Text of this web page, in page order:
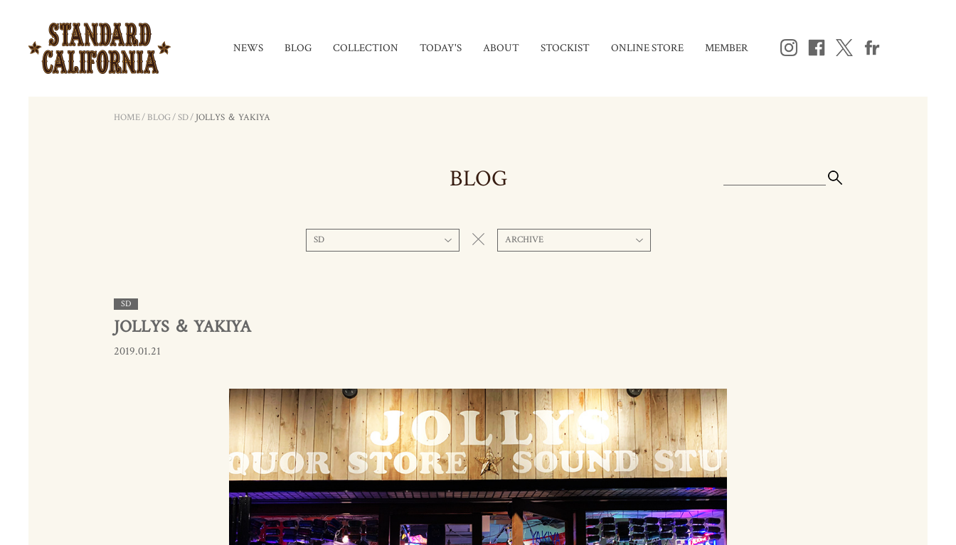
NEWS BLOG COLLECTION TODAY'S ABOUT STOCKIST ONLINE STORE MEMBER
HOME/ BLOG/SD/ JOLLYS ＆ YAKIYA
BLOG
SD ARCHIVE
SD
JOLLYS ＆ YAKIYA
2019.01.21